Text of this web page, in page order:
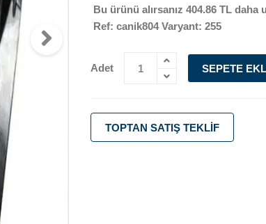
Bu ürünü alırsanız 404.86 TL daha
Ref: canik804 Varyant: 255
Adet SEPETE
TOPTAN SATIŞ TEKLIF